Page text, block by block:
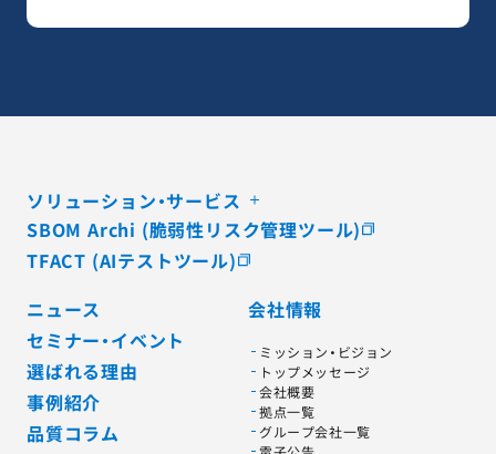
ソリューション・サービス
SBOM Archi (脆弱性リスク管理ツール)
TFACT (AIテストツール)
ニュース
セミナー・イベント
選ばれる理由
事例紹介
品質コラム
会社情報
ミッション・ビジョン
トップメッセージ
会社概要
拠点一覧
グループ会社一覧